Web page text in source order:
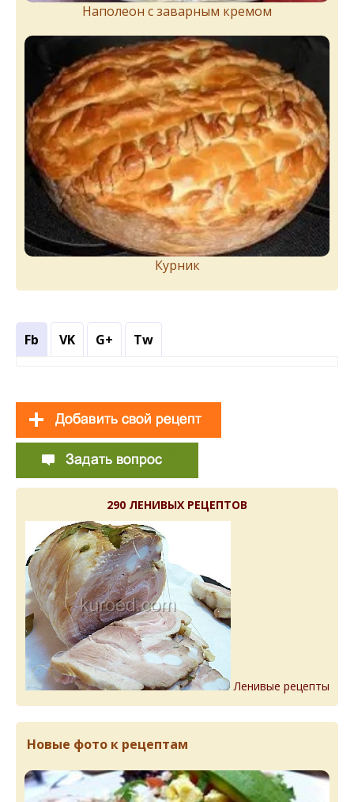
Наполеон с заварным кремом
Курник
Fb VK G+ Tw
290 ЛЕНИВЫХ РЕЦЕПТОВ
Ленивые рецепты
Новые фото к рецептам